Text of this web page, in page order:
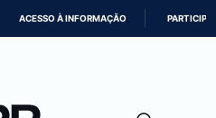
CONTEÚDO
ACESSO À INFORMAÇÃO PARTICIPE